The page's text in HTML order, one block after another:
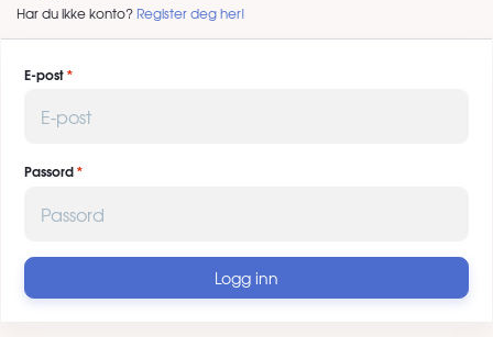
Har du ikke konto? Register deg her!
E-post
Passord
Logg inn